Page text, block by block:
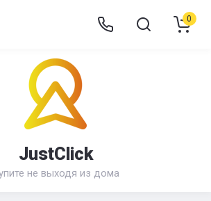
JustClick
не выходя из дома
0